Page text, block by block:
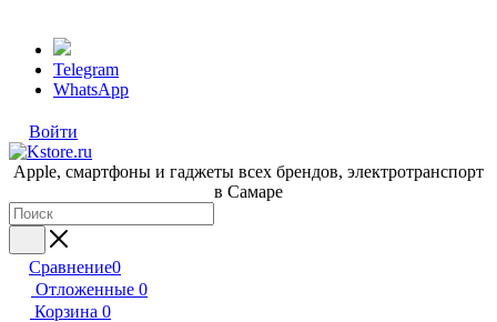
Telegram
WhatsApp
Войти
Apple, cмартфоны и гаджеты всех брендов, электротранспорт
в Самаре
Сравнение0
Отложенные 0
Корзина 0